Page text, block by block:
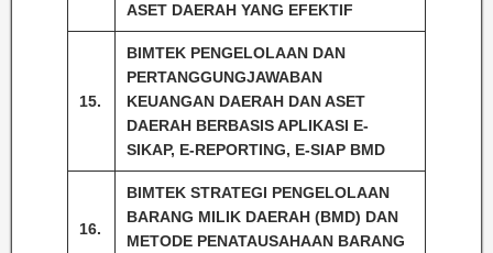
ASET DAERAH YANG EFEKTIF
15.
BIMTEK PENGELOLAAN DAN
PERTANGGUNGJAWABAN
KEUANGAN DAERAH DAN ASET
DAERAH BERBASIS APLIKASI E-
SIKAP, E-REPORTING, E-SIAP BMD
16.
BIMTEK STRATEGI PENGELOLAAN
BARANG MILIK DAERAH (BMD) DAN
METODE PENATAUSAHAAN BARANG